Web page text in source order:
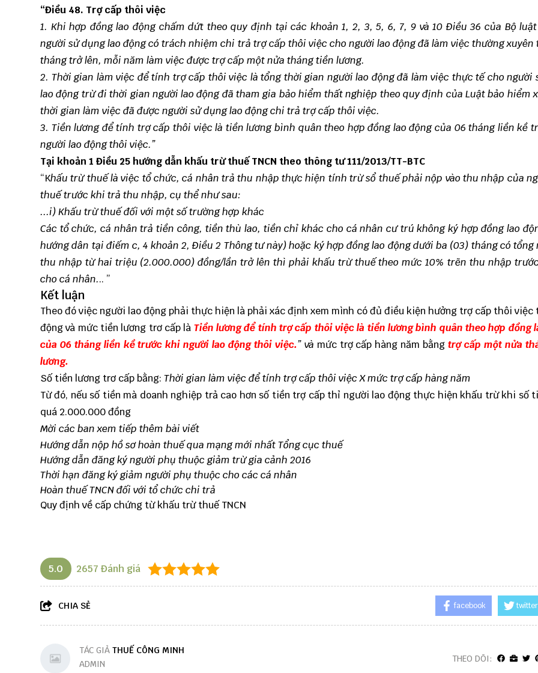
“Điều 48. Trợ cấp thôi việc
1. Khi hợp đồng lao động chấm dứt theo quy định tại các khoản 1, 2, 3, 5, 6, 7, 9 và 10 Điều 36 của Bộ
người sử dụng lao động có trách nhiệm chi trả trợ cấp thôi việc cho người lao động đã làm việc thường xuyên
tháng trở lên, mỗi năm làm việc được trợ cấp một nửa tháng tiền lương.
2. Thời gian làm việc để tính trợ cấp thôi việc là tổng thời gian người lao động đã làm việc thực tế cho người
lao động trừ đi thời gian người lao động đã tham gia bảo hiểm thất nghiệp theo quy định của Luật bảo hiểm
thời gian làm việc đã được người sử dụng lao động chi trả trợ cấp thôi việc.
3. Tiền lương để tính trợ cấp thôi việc là tiền lương bình quân theo hợp đồng lao động của 06 tháng liền kề
người lao động thôi việc.”
Tại khoản 1 Điều 25 hướng dẫn khấu trừ thuế TNCN theo thông tư 111/2013/TT-BTC
“Khấu trừ thuế là việc tổ chức, cá nhân trả thu nhập thực hiện tính trừ sổ thuế phải nộp vào thu nhập của
thuế trước khi trả thu nhập, cụ thể như sau:
...i) Khấu trừ thuế đối với một số trường hợp khác
Các tổ chức, cá nhân trả tiền công, tiền thù lao, tiền chỉ khác cho cá nhân cư trú không ký hợp đồng lao
hướng dân tại điếm c, 4 khoản 2, Điều 2 Thông tư này) hoặc ký hợp đồng lao động dưới ba (03) tháng có
thu nhập từ hai triệu (2.000.000) đồng/lần trở lên thì phải khấu trừ thuế theo mức 10% trẽn thu nhập
cho cá nhân... ”
Kết luận
Theo đó việc người lao động phải thực hiện là phải xác định xem mình có đủ điều kiện hưởng trợ cấp thôi việc
động và mức tiền lương trơ cấp là Tiền lương để tính trợ cấp thôi việc là tiền lương bình quân theo hợp đồng
của 06 tháng liền kề trước khi người lao động thôi việc.” và mức trợ cấp hàng năm bằng trợ cấp một nửa
lương.
Số tiền lương trơ cấp bằng: Thời gian làm việc để tính trợ cấp thôi việc Xmức trợ cấp hàng năm
Từ đó, nếu số tiền mà doanh nghiệp trả cao hơn số tiền trợ cấp thỉ người lao động thực hiện khấu trừ khi số
quá 2.000.000 đồng
Mời các ban xem tiếp thêm bài viết
Hướng dẫn nộp hồ sơ hoàn thuế qua mạng mới nhất Tổng cục thuế
Hướng dẫn đăng ký người phụ thuộc giảm trừ gia cảnh 2016
Thời hạn đăng ký giảm người phụ thuộc cho các cá nhân
Hoàn thuế TNCN đối với tổ chức chi trả
Quy định về cấp chứng từ khấu trừ thuế TNCN
5.0 2657 Đánh giá
CHIA SẺ facebook twitter
TÁC GIẢ THUẾ CÔNG MINH
ADMIN
THEO DÕI: